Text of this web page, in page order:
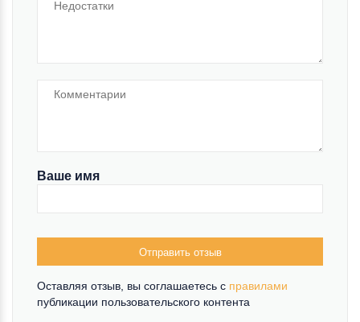
Ваше имя
Отправить отзыв
Оставляя отзыв, вы соглашаетесь c правилами
публикации пользовательского контента